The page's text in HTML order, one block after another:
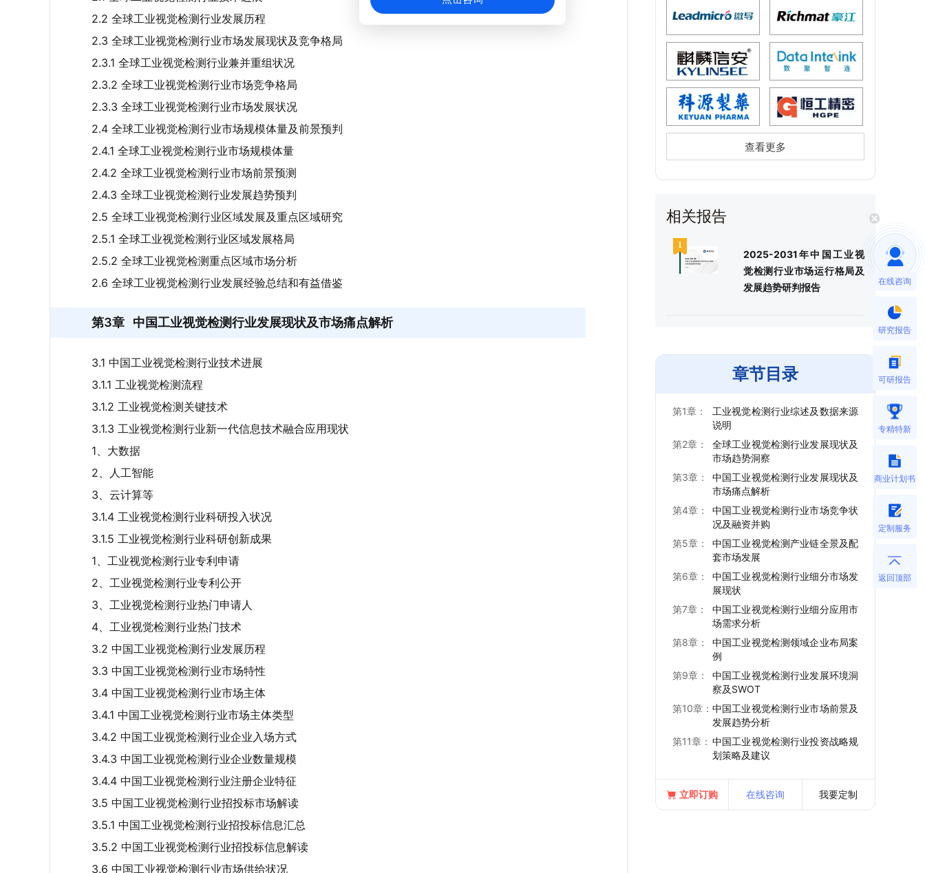
2.2 全球工业视觉检测行业发展历程
2.3 全球工业视觉检测行业市场发展现状及竞争格局
2.3.1 全球工业视觉检测行业兼并重组状况
2.3.2 全球工业视觉检测行业市场竞争格局
2.3.3 全球工业视觉检测行业市场发展状况
2.4 全球工业视觉检测行业市场规模体量及前景预判
2.4.1 全球工业视觉检测行业市场规模体量
2.4.2 全球工业视觉检测行业市场前景预测
2.4.3 全球工业视觉检测行业发展趋势预判
2.5 全球工业视觉检测行业区域发展及重点区域研究
2.5.1 全球工业视觉检测行业区域发展格局
2.5.2 全球工业视觉检测重点区域市场分析
2.6 全球工业视觉检测行业发展经验总结和有益借鉴
第3章 中国工业视觉检测行业发展现状及市场痛点解析
3.1 中国工业视觉检测行业技术进展
3.1.1 工业视觉检测流程
3.1.2 工业视觉检测关键技术
3.1.3 工业视觉检测行业新一代信息技术融合应用现状
1、大数据
2、人工智能
3、云计算等
3.1.4 工业视觉检测行业科研投入状况
3.1.5 工业视觉检测行业科研创新成果
1、工业视觉检测行业专利申请
2、工业视觉检测行业专利公开
3、工业视觉检测行业热门申请人
4、工业视觉检测行业热门技术
3.2 中国工业视觉检测行业发展历程
3.3 中国工业视觉检测行业市场特性
3.4 中国工业视觉检测行业市场主体
3.4.1 中国工业视觉检测行业市场主体类型
3.4.2 中国工业视觉检测行业企业入场方式
3.4.3 中国工业视觉检测行业企业数量规模
3.4.4 中国工业视觉检测行业注册企业特征
3.5 中国工业视觉检测行业招投标市场解读
3.5.1 中国工业视觉检测行业招投标信息汇总
3.5.2 中国工业视觉检测行业招投标信息解读
3.6 中国工业视觉检测行业市场供给状况
查看更多
相关报告
2025-2031年中国工业视
觉检测行业市场运行格局及
发展趋势研判报告
章节目录
第1章：
工业视觉检测行业综述及数据来源
说明
第2章：
全球工业视觉检测行业发展现状及
市场趋势洞察
第3章：
中国工业视觉检测行业发展现状及
市场痛点解析
第4章：
中国工业视觉检测行业市场竞争状
况及融资并购
第5章：
中国工业视觉检测产业链全景及配
套市场发展
第6章：
中国工业视觉检测行业细分市场发
展现状
第7章：
中国工业视觉检测行业细分应用市
场需求分析
第8章：
中国工业视觉检测领域企业布局案
例
第9章：
中国工业视觉检测行业发展环境洞
察及SWOT
第10章： 中国工业视觉检测行业市场前景及
发展趋势分析
第11章： 中国工业视觉检测行业投资战略规
划策略及建议
立即订购 在线咨询 我要定制
在线咨询
研究报告
可研报告
专精特新
商业计划书
定制服务
返回顶部